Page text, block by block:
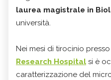
laurea magistrale in
università.
Nei mesi di tirocinio presso
Research Hospital si è
caratterizzazione del